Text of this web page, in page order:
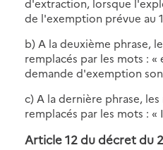
de l'exemption prévue au
b) A la deuxième phrase,
remplacés par les mots :
demande d'exemption
c) A la dernière phrase,
remplacés par les mots : «
Article 12 du décret du